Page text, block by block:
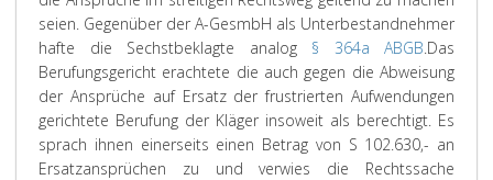
seien. Gegenüber der A-GesmbH als Unterbestandnehmer
hafte die Sechstbeklagte analog § 364a ABGB.Das
Berufungsgericht erachtete die auch gegen die Abweisung
der Ansprüche auf Ersatz der frustrierten Aufwendungen
gerichtete Berufung der Kläger insoweit als berechtigt. Es
sprach ihnen einerseits einen Betrag von S 102.630,- an
Ersatzansprüchen zu und verwies die Rechtssache